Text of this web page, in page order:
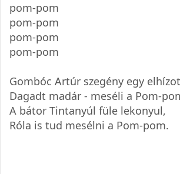
pom-pom
pom-pom
pom-pom
pom-pom
Gombóc Artúr szegény egy
Dagadt madár - meséli a Pom-
A bátor Tintanyúl füle lekonyul,
Róla is tud mesélni a Pom-pom.